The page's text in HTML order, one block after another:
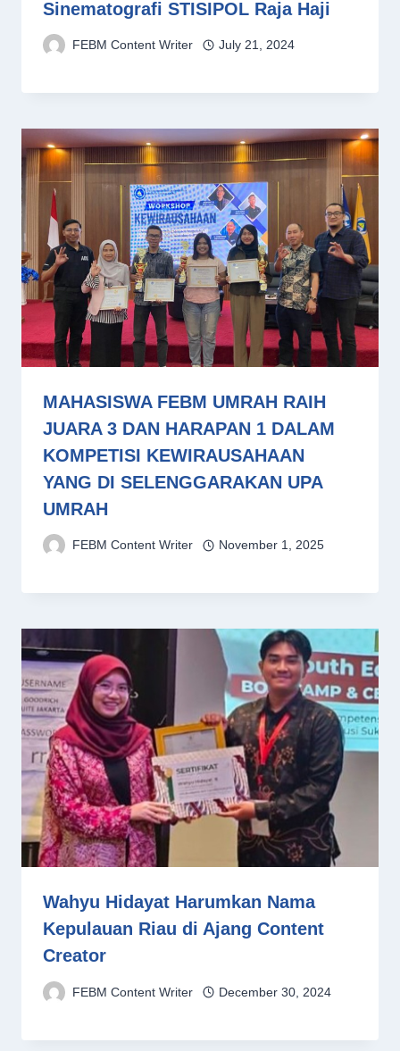
Sinematografi STISIPOL Raja Haji
FEBM Content Writer July 21, 2024
MAHASISWA FEBM UMRAH RAIH
JUARA 3 DAN HARAPAN 1 DALAM
KOMPETISI KEWIRAUSAHAAN
YANG DI SELENGGARAKAN UPA
UMRAH
FEBM Content Writer November 1, 2025
Wahyu Hidayat Harumkan Nama
Kepulauan Riau di Ajang Content
Creator
FEBM Content Writer December 30, 2024